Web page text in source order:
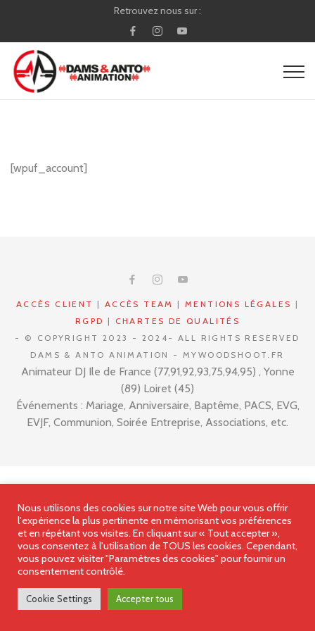
Retrouvez nous sur :
[wpuf_account]
ACCÈS CLIENT | ACCÈS TEAM | MENTIONS LÉGALES |
RGPD | CHARTES DE QUALITÉS
- © COPYRIGHT 2023 - 2024- ALL RIGHTS RESERVED
DAMS & ANTO ANIMATION - MYWOODSHOOT.FR
Animateur DJ Ile de France (77,91,92,93,75,94,95) , Yonne
(89) Loiret (45)
Événements : Mariage, Anniversaire, Baptême, PACS, EVG,
EVJF, Communion, Soirée Entreprise, Associations, etc.
Nous utilisons des cookies sur notre site Web pour vous offrir
l'expérience la plus pertinente en mémorisant vos préférences
et en répétant vos visites. En cliquant sur « Tout accepter »,
vous consentez à l'utilisation de TOUS les cookies. Cependant,
vous pouvez visiter "Paramètres des cookies" pour fournir un
consentement contrôlé.
Cookie Settings Accepter tous